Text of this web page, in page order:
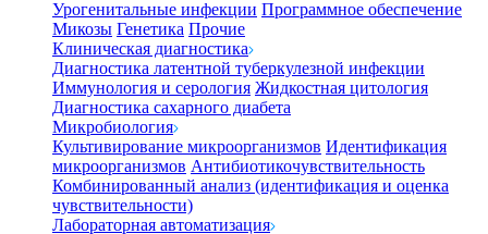
Урогенитальные инфекции Программное обеспечение
Микозы Генетика Прочие
Клиническая диагностика
Диагностика латентной туберкулезной инфекции
Иммунология и серология Жидкостная цитология
Диагностика сахарного диабета
Микробиология
Культивирование микроорганизмов Идентификация
микроорганизмов Антибиотикочувствительность
Комбинированный анализ (идентификация и оценка
чувствительности)
Лабораторная автоматизация